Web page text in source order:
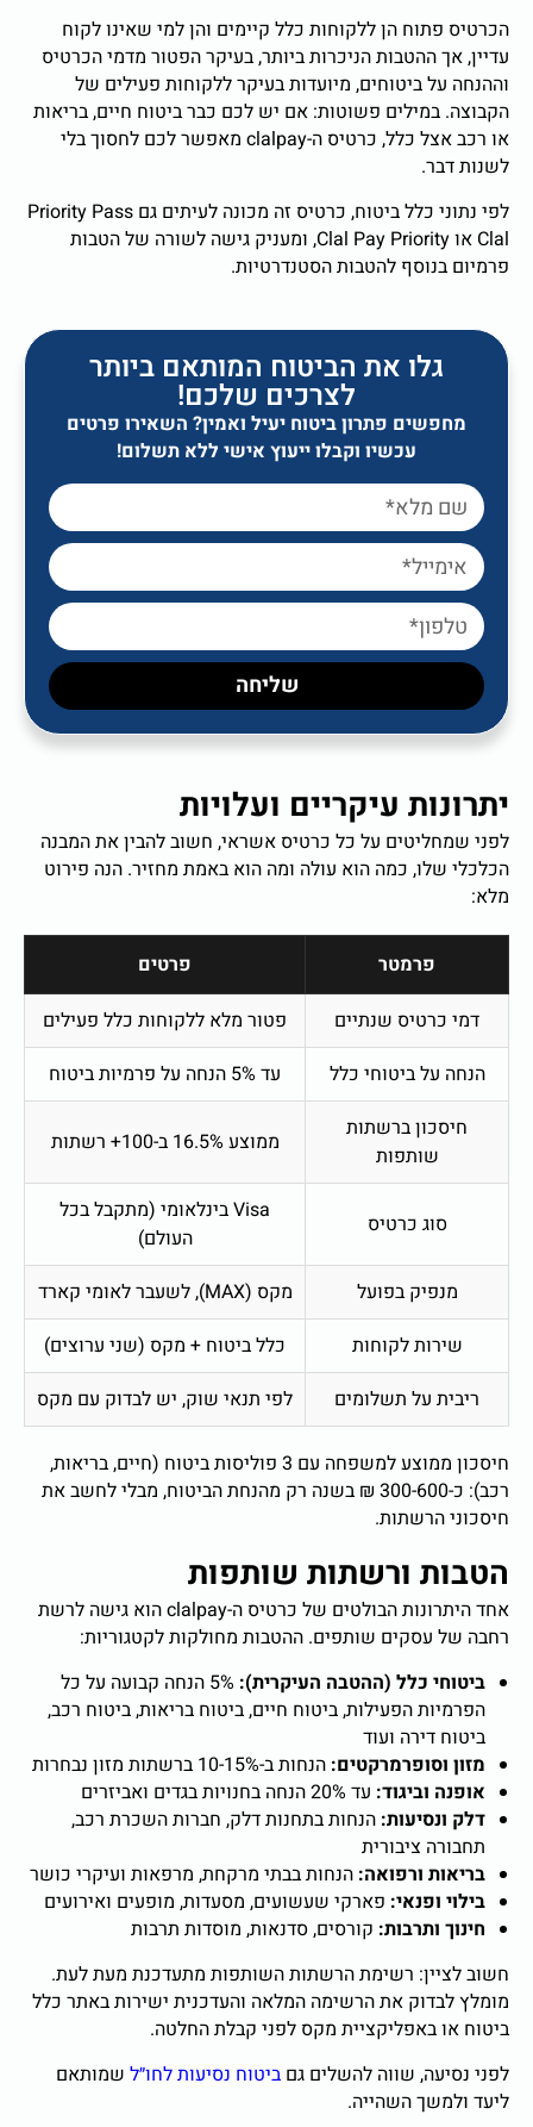
הכרטיס פתוח הן ללקוחות כלל קיימים והן למי שאינו לקוח
עדיין, אך ההטבות הניכרות ביותר, בעיקר הפטור מדמי הכרטיס
וההנחה על ביטוחים, מיועדות בעיקר ללקוחות פעילים של
הקבוצה. במילים פשוטות: אם יש לכם כבר ביטוח חיים, בריאות
או רכב אצל כלל, כרטיס ה-clalpay מאפשר לכם לחסוך בלי
לשנות דבר.
לפי נתוני כלל ביטוח, כרטיס זה מכונה לעיתים גם Priority Pass
Clal או Clal Pay Priority, ומעניק גישה לשורה של הטבות
פרמיום בנוסף להטבות הסטנדרטיות.
גלו את הביטוח המותאם ביותר
לצרכים שלכם!
מחפשים פתרון ביטוח יעיל ואמין? השאירו פרטים
עכשיו וקבלו ייעוץ אישי ללא תשלום!
שליחה
יתרונות עיקריים ועלויות
לפני שמחליטים על כל כרטיס אשראי, חשוב להבין את המבנה
הכלכלי שלו, כמה הוא עולה ומה הוא באמת מחזיר. הנה פירוט
מלא:
פרמטר
פרטים
דמי כרטיס שנתיים
פטור מלא ללקוחות כלל פעילים
הנחה על ביטוחי כלל
עד 5% הנחה על פרמיות ביטוח
חיסכון ברשתות
שותפות
ממוצע 16.5% ב-100+ רשתות
סוג כרטיס
Visa בינלאומי (מתקבל בכל
העולם)
מנפיק בפועל
מקס (MAX), לשעבר לאומי קארד
שירות לקוחות
כלל ביטוח + מקס (שני ערוצים)
ריבית על תשלומים
לפי תנאי שוק, יש לבדוק עם מקס
חיסכון ממוצע למשפחה עם 3 פוליסות ביטוח (חיים, בריאות,
רכב): כ-300-600 ₪ בשנה רק מהנחת הביטוח, מבלי לחשב את
חיסכוני הרשתות.
הטבות ורשתות שותפות
אחד היתרונות הבולטים של כרטיס ה-clalpay הוא גישה לרשת
רחבה של עסקים שותפים. ההטבות מחולקות לקטגוריות:
ביטוחי כלל (ההטבה העיקרית):
5% הנחה קבועה על כל
הפרמיות הפעילות, ביטוח חיים, ביטוח בריאות, ביטוח רכב,
ביטוח דירה ועוד
מזון וסופרמרקטים: הנחות ב-10-15% ברשתות מזון נבחרות
אופנה וביגוד: עד 20% הנחה בחנויות בגדים ואביזרים
דלק ונסיעות: הנחות בתחנות דלק, חברות השכרת רכב,
תחבורה ציבורית
בריאות ורפואה: הנחות בבתי מרקחת, מרפאות ועיקרי כושר
בילוי ופנאי: פארקי שעשועים, מסעדות, מופעים ואירועים
חינוך ותרבות: קורסים, סדנאות, מוסדות תרבות
חשוב לציין: רשימת הרשתות השותפות מתעדכנת מעת לעת.
מומלץ לבדוק את הרשימה המלאה והעדכנית ישירות באתר כלל
ביטוח או באפליקציית מקס לפני קבלת החלטה.
לפני נסיעה, שווה להשלים גם ביטוח נסיעות לחו״ל שמותאם
ליעד ולמשך השהייה.